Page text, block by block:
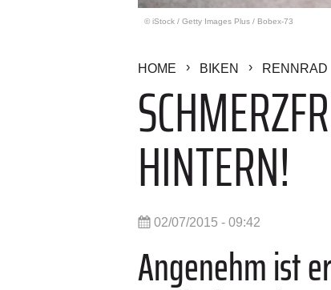
© iStock / Getty Images Plus / Bobex-73
HOME BIKEN RENNRAD
HINTERN!
02/07/2015 - 09:42
Angenehm ist